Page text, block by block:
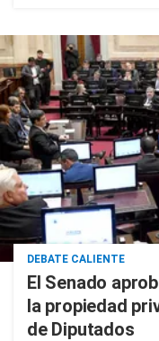
DEBATE CALIENTE
El Senado
la propiedad
de Diputados